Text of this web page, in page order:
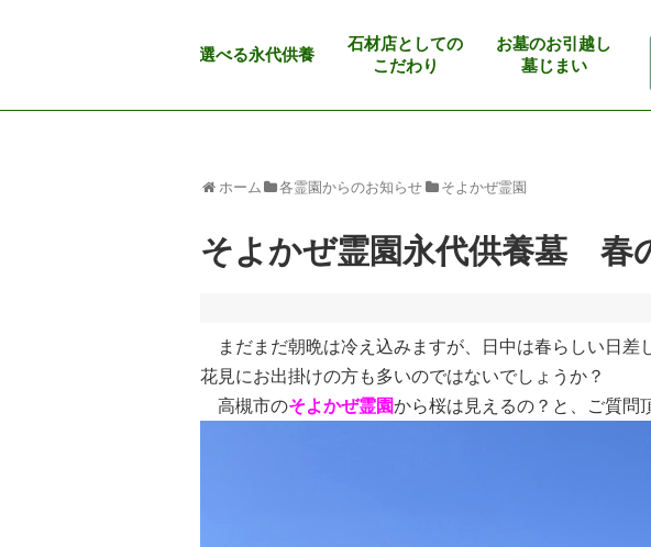
選べる永代供養
石材店としての
こだわり
お墓のお引越し
墓じまい
ホーム 各霊園からのお知らせ そよかぜ霊園
そよかぜ霊園永代供養墓 春
まだまだ朝晩は冷え込みますが、日中は春らしい日差
花見にお出掛けの方も多いのではないでしょうか？
高槻市のそよかぜ霊園から桜は見えるの？と、ご質問